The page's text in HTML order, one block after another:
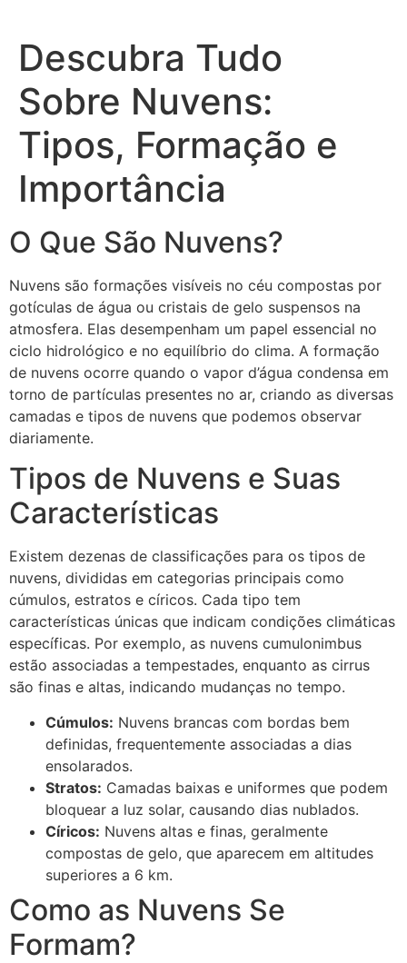
Descubra Tudo
Sobre Nuvens:
Tipos, Formação e
Importância
O Que São Nuvens?
Nuvens são formações visíveis no céu compostas por
gotículas de água ou cristais de gelo suspensos na
atmosfera. Elas desempenham um papel essencial no
ciclo hidrológico e no equilíbrio do clima. A formação
de nuvens ocorre quando o vapor d’água condensa em
torno de partículas presentes no ar, criando as diversas
camadas e tipos de nuvens que podemos observar
diariamente.
Tipos de Nuvens e Suas
Características
Existem dezenas de classificações para os tipos de
nuvens, divididas em categorias principais como
cúmulos, estratos e círicos. Cada tipo tem
características únicas que indicam condições climáticas
específicas. Por exemplo, as nuvens cumulonimbus
estão associadas a tempestades, enquanto as cirrus
são finas e altas, indicando mudanças no tempo.
Cúmulos: Nuvens brancas com bordas bem
definidas, frequentemente associadas a dias
ensolarados.
Stratos: Camadas baixas e uniformes que podem
bloquear a luz solar, causando dias nublados.
Círicos: Nuvens altas e finas, geralmente
compostas de gelo, que aparecem em altitudes
superiores a 6 km.
Como as Nuvens Se
Formam?